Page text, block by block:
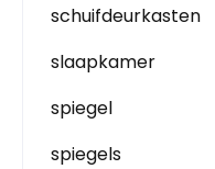
schuifdeurkasten
slaapkamer
spiegel
spiegels